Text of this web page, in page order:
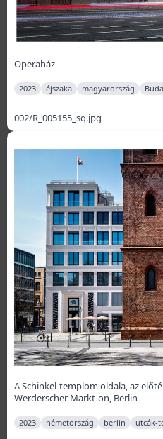
Operaház
2023 éjszaka magyarország
002/R_005155_sq.jpg
A Schinkel-templom oldala, az
Werderscher Markt-on, Berlin
2023 németország berlin utcák-